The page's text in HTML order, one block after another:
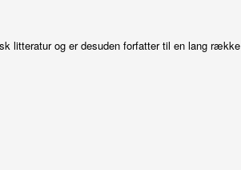
litteratur og er desuden forfatter til en lang række